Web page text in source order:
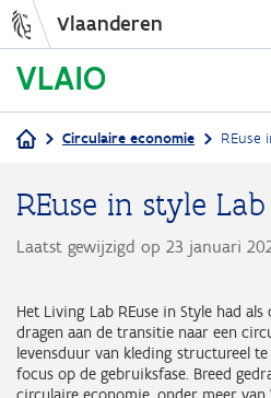
Vlaanderen
Circulaire economie REuse
REuse in style
Laatst gewijzigd op 23 januari
Het Living Lab REuse in Style had
dragen aan de transitie naar een
levensduur van kleding structureel
focus op de gebruiksfase. Breed